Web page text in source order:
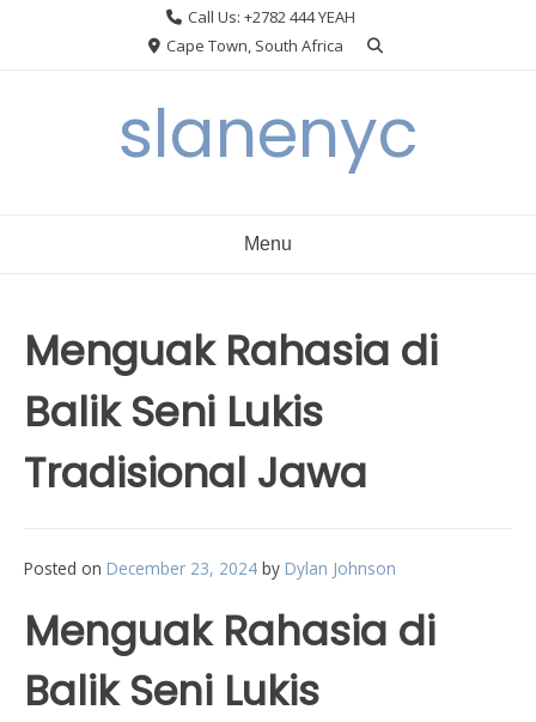
Call Us: +2782 444 YEAH
Cape Town, South Africa
slanenyc
Menu
Menguak Rahasia di
Balik Seni Lukis
Tradisional Jawa
Posted on December 23, 2024 by Dylan Johnson
Menguak Rahasia di
Balik Seni Lukis